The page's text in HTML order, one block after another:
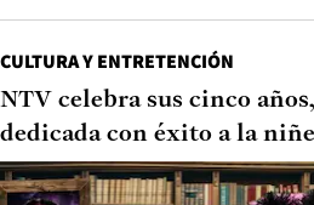
CULTURA Y ENTRETENCIÓN
NTV celebra sus cinco
dedicada con éxito a la